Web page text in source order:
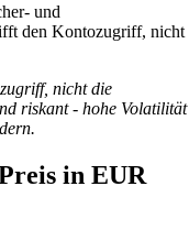
und
den Kontozugriff, nicht
nicht die
riskant - hohe Volatilität
in EUR